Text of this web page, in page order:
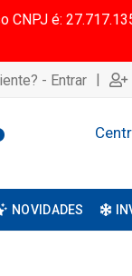
CNPJ é:
- Entrar |
NOVIDADES